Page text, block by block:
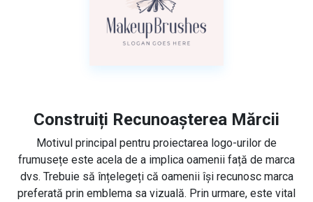
Construiți Recunoașterea Mărcii
Motivul principal pentru proiectarea logo-urilor de
frumusețe este acela de a implica oamenii față de marca
dvs. Trebuie să înțelegeți că oamenii își recunosc marca
preferată prin emblema sa vizuală. Prin urmare, este vital